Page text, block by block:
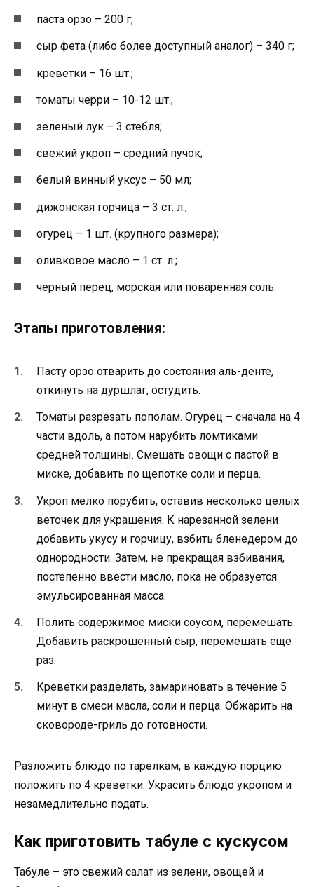
паста орзо – 200 г;
сыр фета (либо более доступный аналог) – 340 г;
креветки – 16 шт.;
томаты черри – 10-12 шт.;
зеленый лук – 3 стебля;
свежий укроп – средний пучок;
белый винный уксус – 50 мл;
дижонская горчица – 3 ст. л.;
огурец – 1 шт. (крупного размера);
оливковое масло – 1 ст. л.;
черный перец, морская или поваренная соль.
Этапы приготовления:
Пасту орзо отварить до состояния аль-денте,
откинуть на дуршлаг, остудить.
Томаты разрезать пополам. Огурец – сначала на 4
части вдоль, а потом нарубить ломтиками
средней толщины. Смешать овощи с пастой в
миске, добавить по щепотке соли и перца.
Укроп мелко порубить, оставив несколько целых
веточек для украшения. К нарезанной зелени
добавить укусу и горчицу, взбить бленедером до
однородности. Затем, не прекращая взбивания,
постепенно ввести масло, пока не образуется
эмульсированная масса.
Полить содержимое миски соусом, перемешать.
Добавить раскрошенный сыр, перемешать еще
раз.
Креветки разделать, замариновать в течение 5
минут в смеси масла, соли и перца. Обжарить на
сковороде-гриль до готовности.
Разложить блюдо по тарелкам, в каждую порцию
положить по 4 креветки. Украсить блюдо укропом и
незамедлительно подать.
Как приготовить табуле с кускусом
Табуле – это свежий салат из зелени, овощей и